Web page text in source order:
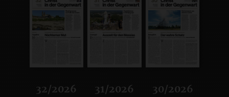
32/2026
31/2026
30/2026